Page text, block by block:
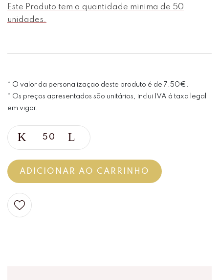
Este Produto tem a quantidade minima de 50
unidades.
* O valor da personalização deste produto é de 7.50€.
* Os preços apresentados são unitários, inclui IVA à taxa legal
em vigor.
ADICIONAR AO CARRINHO